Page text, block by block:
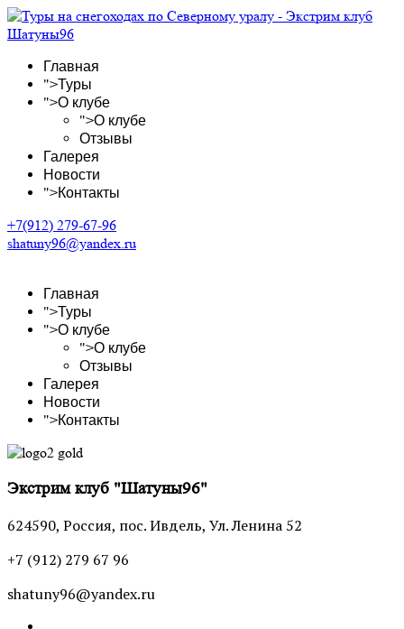
Главная
">Туры
">О клубе
">О клубе
Отзывы
Галерея
Новости
">Контакты
+7(912) 279-67-96
shatuny96@yandex.ru
Главная
">Туры
">О клубе
">О клубе
Отзывы
Галерея
Новости
">Контакты
Экстрим клуб "Шатуны96"
624590, Россия, пос. Ивдель, Ул. Ленина 52
+7 (912) 279 67 96
shatuny96@yandex.ru